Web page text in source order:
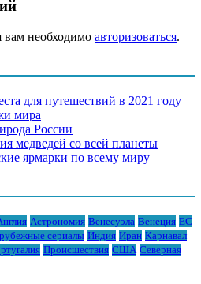
вам необходимо авторизоваться.
для путешествий в 2021 году
мира
России
медведей со всей планеты
ярмарки по всему миру
Астрономия Венесуэла Венеция ЕС
сериалы Индия Иран Карнавал
Происшествия США Северная